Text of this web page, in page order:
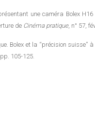
une caméra Bolex H16
de Cinéma pratique, n° 57,
Bolex et la “précision suisse” à
105-125.